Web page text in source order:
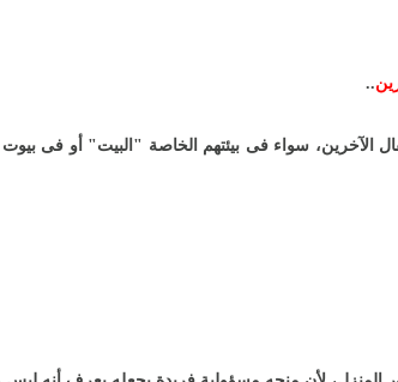
..
الآخرين، سواء فى بيئتهم الخاصة "البيت" أو فى